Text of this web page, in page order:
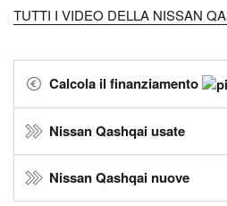
TUTTI I VIDEO DELLA NISSAN
Calcola il finanziamento
Nissan Qashqai usate
Nissan Qashqai nuove